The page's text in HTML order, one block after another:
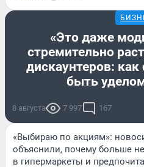
«Это даже
стремительно
дискаунтеров:
быть
8 августа 7 997 167
«Выбираю по акциям»:
объяснили, почему больше
в гипермаркеты и